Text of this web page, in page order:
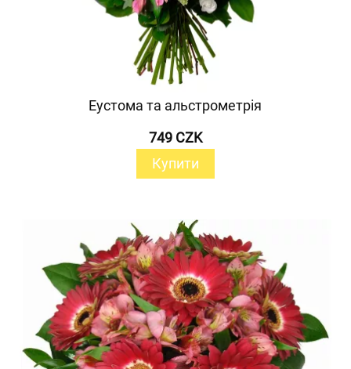
Еустома та альстрометрія
749 CZK
Купити